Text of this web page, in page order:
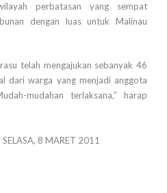
perbatasan yang sempat
dengan luas untuk Malinau
telah mengajukan sebanyak 46
dari warga yang menjadi anggota
mudahan terlaksana,” harap
8 MARET 2011